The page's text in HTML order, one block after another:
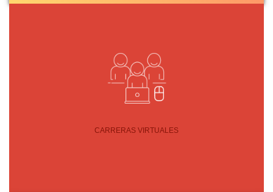
CARRERAS VIRTUALES